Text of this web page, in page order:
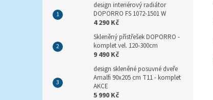
design interiérový radiátor
DOPORRO FS 1072-1501 W
4 290 Kč
Skleněný přístřešek DOPORRO -
komplet vel. 120-300cm
9 490 Kč
design skleněné posuvné dveře
Amalfi 90x205 cm T11 - komplet
AKCE
5 990 Kč